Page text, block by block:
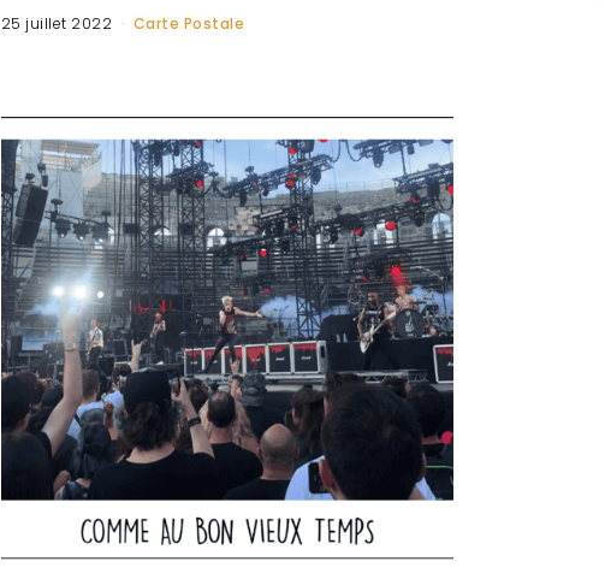
25 juillet 2022 Carte Postale